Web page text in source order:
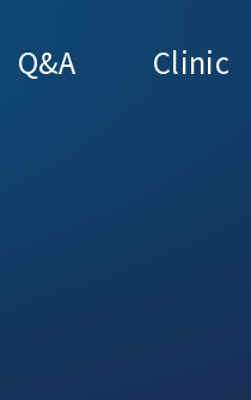
Q&A Clinic